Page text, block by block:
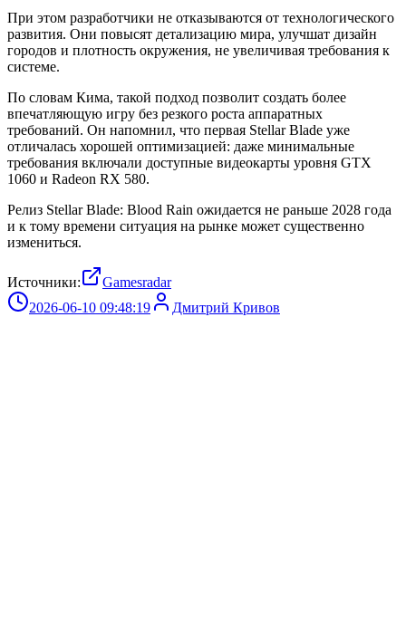
При этом разработчики не отказываются от технологического
развития. Они повысят детализацию мира, улучшат дизайн
городов и плотность окружения, не увеличивая требования к
системе.
По словам Кима, такой подход позволит создать более
впечатляющую игру без резкого роста аппаратных
требований. Он напомнил, что первая Stellar Blade уже
отличалась хорошей оптимизацией: даже минимальные
требования включали доступные видеокарты уровня GTX
1060 и Radeon RX 580.
Релиз Stellar Blade: Blood Rain ожидается не раньше 2028 года
и к тому времени ситуация на рынке может существенно
измениться.
Источники:
Gamesradar
2026-06-10 09:48:19
Дмитрий Кривов